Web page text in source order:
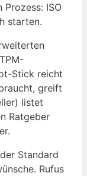
ISO
starten.
Stick reicht
greift
listet
Ratgeber
Standard
Rufus